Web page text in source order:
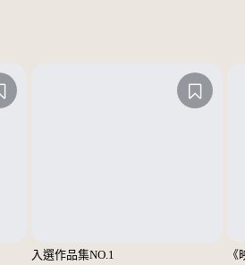
入選作品集NO.1